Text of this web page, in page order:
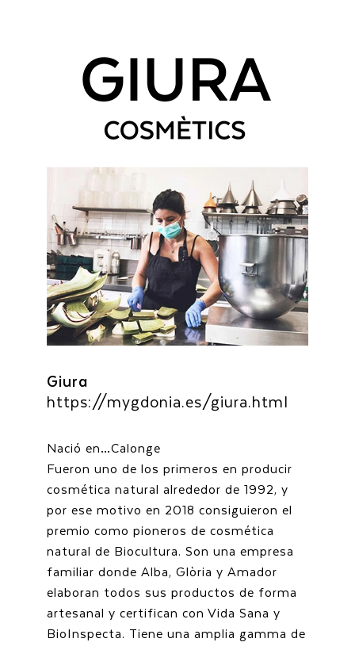
Giura
https://mygdonia.es/giura.html
Nació en…Calonge
Fueron uno de los primeros en producir
cosmética natural alrededor de 1992, y
por ese motivo en 2018 consiguieron el
premio como pioneros de cosmética
natural de Biocultura. Son una empresa
familiar donde Alba, Glòria y Amador
elaboran todos sus productos de forma
artesanal y certifican con Vida Sana y
BioInspecta. Tiene una amplia gamma de